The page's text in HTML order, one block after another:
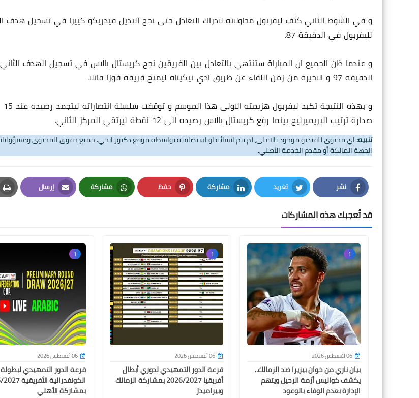
و في الشوط الثاني كثف ليفربول محاولاته لادراك التعادل حتى نجح البديل فيدريكو كييزا في تسجيل هدف
لليفربول في الدقيقة 87.
و عندما ظن الجميع ان المباراة ستنتهي بالتعادل بين الفريقين نجح كريستال بالاس في تسجيل الهدف
الدقيقة 97 و الاخيرة من زمن اللقاء عن طريق ادي نيكيتاه ليمنح فريقه فوزا قاتلا.
صدارة ترتيب البريميرليج بينما رفع كريستال بالاس رصيده الى 12 نقطة ليرتقي المركز الثاني.
تنبيه:اي محتوى للفيديو موجود بالاعلى, لم يتم انشائه او استضافته بواسطة موقع دكتور ايجي. جميع حقوق المحتوى
الجهة المالكة أو مقدم الخدمة الأصلي.
نشر
Facebook
تغريد
Twitter
مشاركة
LinkedIn
حفظ
Pinterest
مشاركة
Whatsapp
إرسال
Email
قد تُعجبك هذه المشاركات
1
06 أغسطس 2026
بيان ناري من خوان بيزيرا ضد الزمالك..
يكشف كواليس أزمة الرحيل ويتهم
الإدارة بعدم الوفاء بالوعود
1
06 أغسطس 2026
قرعة الدور التمهيدي لدوري أبطال
أفريقيا 2026/2027 بمشاركة الزمالك
وبيراميدز
1
06 أغسطس 2026
قرعة الدور التمهيدي
الكونفدرالية
بمشاركة الأهلي
18 يناير 2024
20 يناير 2024
20 يناير 2024